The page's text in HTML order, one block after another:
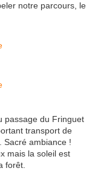
notre parcours, le
passage du Fringuet
transport de
Sacré ambiance !
mais la soleil est
forêt.